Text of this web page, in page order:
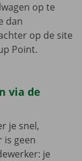
op te
dan
op de site
Point.
via de
je snel,
is geen
je